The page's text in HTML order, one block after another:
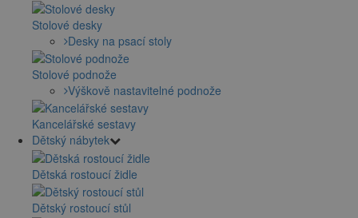
Stolové desky
Desky na psací stoly
Stolové podnože
Výškově nastavitelné podnože
Kancelářské sestavy
Dětský nábytek
Dětská rostoucí židle
Dětský rostoucí stůl